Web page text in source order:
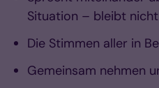
Situation – bleibt
Die Stimmen aller in
Gemeinsam nehmen